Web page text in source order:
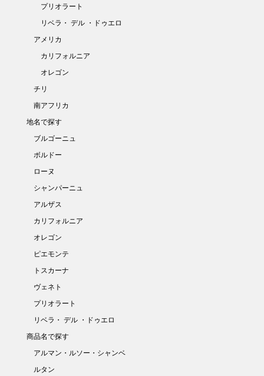
プリオラート
リベラ・ デル ・ドゥエロ
アメリカ
カリフォルニア
オレゴン
チリ
南アフリカ
地名で探す
ブルゴーニュ
ボルドー
ローヌ
シャンパーニュ
アルザス
カリフォルニア
オレゴン
ピエモンテ
トスカーナ
ヴェネト
プリオラート
リベラ・ デル ・ドゥエロ
商品名で探す
アルマン・ルソー・シャンベ
ルタン